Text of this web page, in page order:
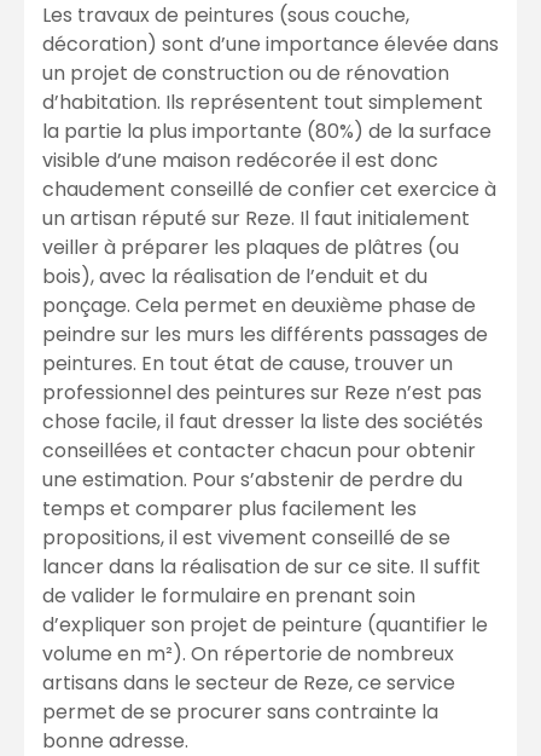
Les travaux de peintures (sous couche,
décoration) sont d’une importance élevée dans
un projet de construction ou de rénovation
d’habitation. Ils représentent tout simplement
la partie la plus importante (80%) de la surface
visible d’une maison redécorée il est donc
chaudement conseillé de confier cet exercice à
un artisan réputé sur Reze. Il faut initialement
veiller à préparer les plaques de plâtres (ou
bois), avec la réalisation de l’enduit et du
ponçage. Cela permet en deuxième phase de
peindre sur les murs les différents passages de
peintures. En tout état de cause, trouver un
professionnel des peintures sur Reze n’est pas
chose facile, il faut dresser la liste des sociétés
conseillées et contacter chacun pour obtenir
une estimation. Pour s’abstenir de perdre du
temps et comparer plus facilement les
propositions, il est vivement conseillé de se
lancer dans la réalisation de sur ce site. Il suffit
de valider le formulaire en prenant soin
d’expliquer son projet de peinture (quantifier le
volume en m²). On répertorie de nombreux
artisans dans le secteur de Reze, ce service
permet de se procurer sans contrainte la
bonne adresse.